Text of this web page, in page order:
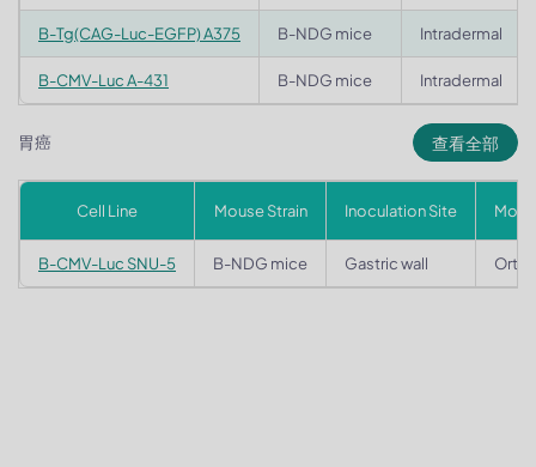
B-Tg(CAG-Luc-EGFP) A375 B-NDG mice Intradermal
B-CMV-Luc A-431 B-NDG mice Intradermal
胃癌 查看全部
Cell Line Mouse Strain Inoculation Site
B-CMV-Luc SNU-5 B-NDG mice Gastric wall